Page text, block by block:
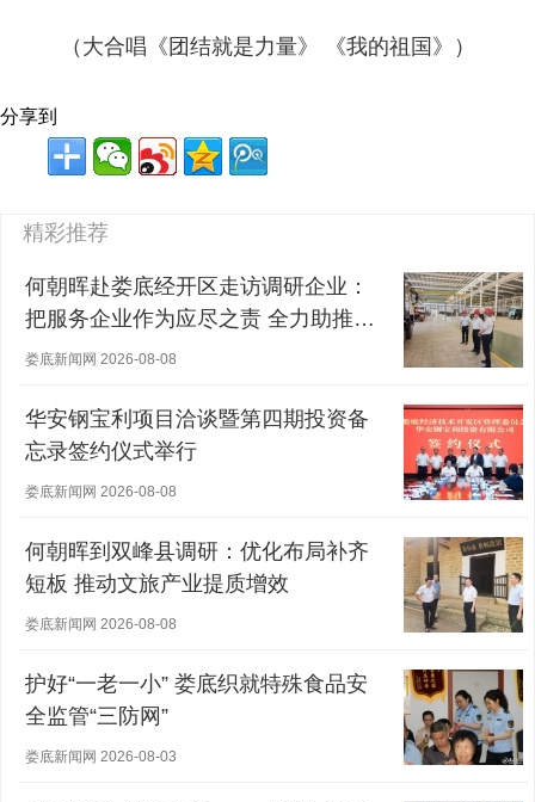
（大合唱《团结就是力量》 《我的祖国》）
分享到
精彩推荐
何朝晖赴娄底经开区走访调研企业：
把服务企业作为应尽之责 全力助推经
营主体稳健发展
娄底新闻网 2026-08-08
华安钢宝利项目洽谈暨第四期投资备
忘录签约仪式举行
娄底新闻网 2026-08-08
何朝晖到双峰县调研：优化布局补齐
短板 推动文旅产业提质增效
娄底新闻网 2026-08-08
护好“一老一小” 娄底织就特殊食品安
全监管“三防网”
娄底新闻网 2026-08-03